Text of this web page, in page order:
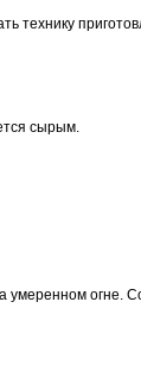
технику
сырым.
умеренном огне.